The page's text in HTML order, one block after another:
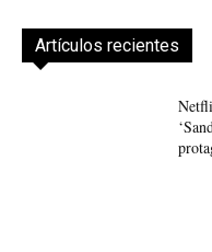
Artículos recientes